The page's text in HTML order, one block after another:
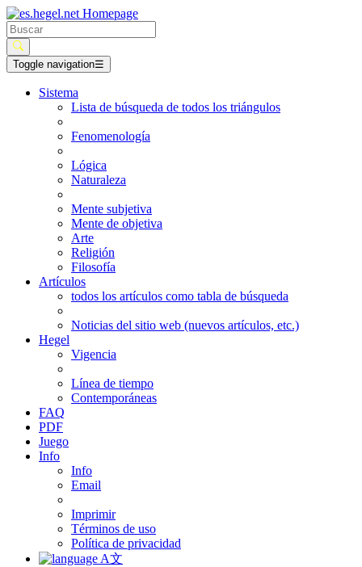
Toggle navigation☰
Sistema
Lista de búsqueda de todos los triángulos
Fenomenología
Lógica
Naturaleza
Mente subjetiva
Mente de objetiva
Arte
Religión
Filosofía
Artículos
todos los artículos como tabla de búsqueda
Noticias del sitio web (nuevos artículos, etc.)
Hegel
Vigencia
Línea de tiempo
Contemporáneas
FAQ
PDF
Juego
Info
Info
Email
Imprimir
Términos de uso
Política de privacidad
A文